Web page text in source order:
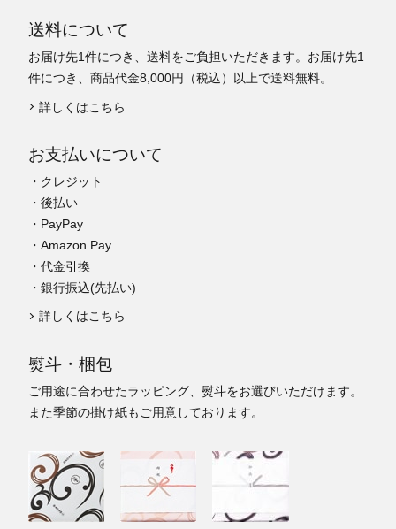
送料について
お届け先1件につき、送料をご負担いただきます。お届け先1
件につき、商品代金8,000円（税込）以上で送料無料。
詳しくはこちら
お支払いについて
・クレジット
・後払い
・PayPay
・Amazon Pay
・代金引換
・銀行振込(先払い)
詳しくはこちら
熨斗・梱包
ご用途に合わせたラッピング、熨斗をお選びいただけます。
また季節の掛け紙もご用意しております。